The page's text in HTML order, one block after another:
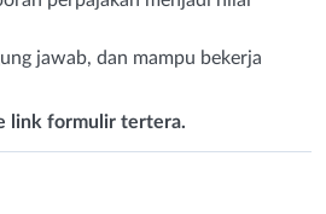
jawab, dan mampu bekerja
link formulir tertera.